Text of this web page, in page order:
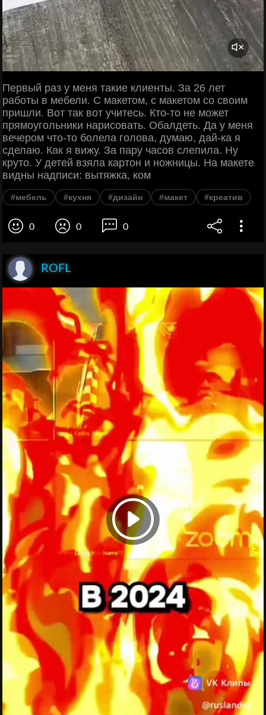
Первый раз у меня такие клиенты. За 26 лет
работы в мебели. С макетом, с макетом со своим
пришли. Вот так вот учитесь. Кто-то не может
прямоугольники нарисовать. Обалдеть. Да у меня
вечером что-то болела голова, думаю, дай-ка я
сделаю. Как я вижу. За пару часов слепила. Ну
круто. У детей взяла картон и ножницы. На макете
видны надписи: вытяжка, ком
#мебель #кухня #дизайн #макет #креатив
0 0 0
ROFL